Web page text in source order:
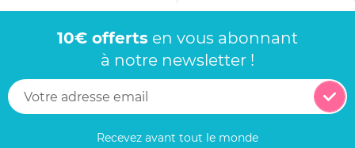
10€ offerts en vous abonnant
à notre newsletter !
Recevez avant tout le monde